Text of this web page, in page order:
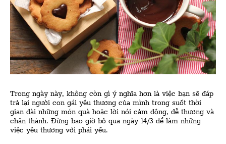
Trong ngày này, không còn gì ý nghĩa hơn là việc bạn sẽ đáp
trả lại người con gái yêu thương của mình trong suốt thời
gian dài những món quà hoặc lời nói cảm động, dễ thương và
chân thành. Đừng bao giờ bỏ qua ngày 14/3 để làm những
việc yêu thương với phái yếu.